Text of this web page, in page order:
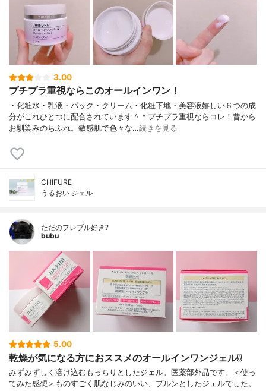
3.00
プチプラ重視ならこのオールインワン！
・化粧水・乳液・パック・クリーム・化粧下地・美容液嬉しい６つの成
分がこれひとつに配合されています＾＾プチプラ重視ならコレ！昔から
お馴染みのちふれ。敏感肌で色々な…続きを見る
CHIFURE
うるおい ジェル
ただのフレブル好き?
bubu
5.00
乾燥が気になる方におススメのオールインワンジェル❕❕
みずみずしく溶け込むもっちりとしたジェル。医薬部外品です。＜使っ
てみた感想＞ものすごく肌なじみのいい、プルンとしたジェルでした。